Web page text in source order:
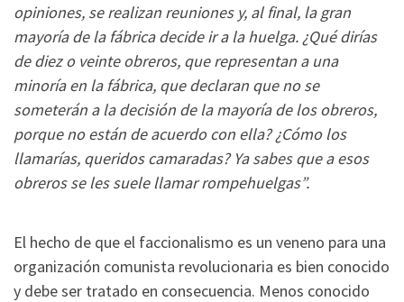
opiniones, se realizan reuniones y, al final, la gran
mayoría de la fábrica decide ir a la huelga. ¿Qué dirías
de diez o veinte obreros, que representan a una
minoría en la fábrica, que declaran que no se
someterán a la decisión de la mayoría de los obreros,
porque no están de acuerdo con ella? ¿Cómo los
llamarías, queridos camaradas? Ya sabes que a esos
obreros se les suele llamar rompehuelgas”.
El hecho de que el faccionalismo es un veneno para una
organización comunista revolucionaria es bien conocido
y debe ser tratado en consecuencia. Menos conocido